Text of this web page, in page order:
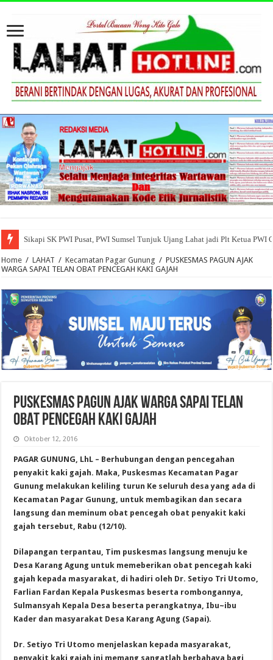
Sikapi SK PWI Pusat, PWI Sumsel Tunjuk Ujang Lahat jadi Plt Ketua PWI
Home / LAHAT / Kecamatan Pagar Gunung / PUSKESMAS PAGUN AJAK
WARGA SAPAI TELAN OBAT PENCEGAH KAKI GAJAH
PUSKESMAS PAGUN AJAK WARGA SAPAI TELAN
OBAT PENCEGAH KAKI GAJAH
Oktober 12, 2016
PAGAR GUNUNG, LhL – Berhubungan dengan pencegahan
penyakit kaki gajah. Maka, Puskesmas Kecamatan Pagar
Gunung melakukan keliling turun Ke seluruh desa yang ada di
Kecamatan Pagar Gunung, untuk membagikan dan secara
langsung dan meminum obat pencegah obat penyakit kaki
gajah tersebut, Rabu (12/10).
Dilapangan terpantau, Tim puskesmas langsung menuju ke
Desa Karang Agung untuk memeberikan obat pencegah kaki
gajah kepada masyarakat, di hadiri oleh Dr. Setiyo Tri Utomo,
Farlian Fardan Kepala Puskesmas beserta rombongannya,
Sulmansyah Kepala Desa beserta perangkatnya, Ibu~ibu
Kader dan masyarakat Desa Karang Agung (Sapai).
Dr. Setiyo Tri Utomo menjelaskan kepada masyarakat,
penyakit kaki gajah ini memang sangatlah berbahaya bagi